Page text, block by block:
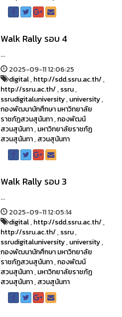
Walk Rally รอบ 4
...
2025-09-11 12:06:25
digital,http://sdd.ssru.ac.th/,
http://ssru.ac.th/,ssru,
ssrudigitaluniversity,university,
กองพัฒนานักศึกษา มหาวิทยาลัย
ราชภัฏสวนสุนันทา,กองพัฒน์
สวนสุนันทา,มหาวิทยาลัยราชภัฏ
สวนสุนันทา,สวนสุนันทา
Walk Rally รอบ 3
...
2025-09-11 12:05:14
digital,http://sdd.ssru.ac.th/,
http://ssru.ac.th/,ssru,
ssrudigitaluniversity,university,
กองพัฒนานักศึกษา มหาวิทยาลัย
ราชภัฏสวนสุนันทา,กองพัฒน์
สวนสุนันทา,มหาวิทยาลัยราชภัฏ
สวนสุนันทา,สวนสุนันทา